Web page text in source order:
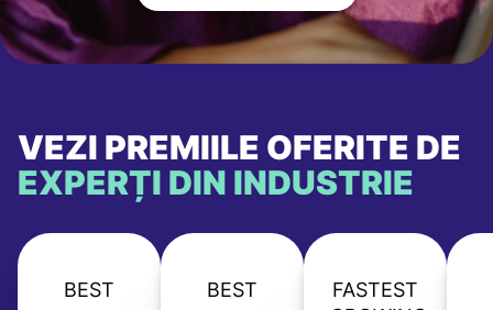
VEZI PREMIILE OFERITE DE
EXPERȚI DIN INDUSTRIE
BEST BEST
FASTEST